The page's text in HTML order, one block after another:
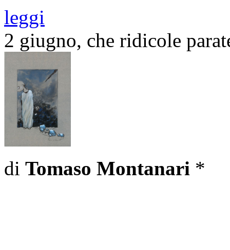
leggi
2 giugno, che ridicole
di Tomaso Montanari *